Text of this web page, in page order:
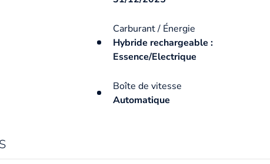
Carburant / Énergie
Hybride rechargeable :
Essence/Electrique
Boîte de vitesse
Automatique